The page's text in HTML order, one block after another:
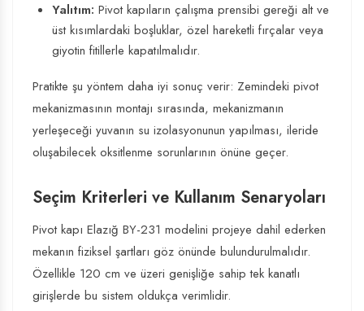
Yalıtım: Pivot kapıların çalışma prensibi gereği alt ve
üst kısımlardaki boşluklar, özel hareketli fırçalar veya
giyotin fitillerle kapatılmalıdır.
Pratikte şu yöntem daha iyi sonuç verir: Zemindeki pivot
mekanizmasının montajı sırasında, mekanizmanın
yerleşeceği yuvanın su izolasyonunun yapılması, ileride
oluşabilecek oksitlenme sorunlarının önüne geçer.
Seçim Kriterleri ve Kullanım Senaryoları
Pivot kapı Elazığ BY-231 modelini projeye dahil ederken
mekanın fiziksel şartları göz önünde bulundurulmalıdır.
Özellikle 120 cm ve üzeri genişliğe sahip tek kanatlı
girişlerde bu sistem oldukça verimlidir.